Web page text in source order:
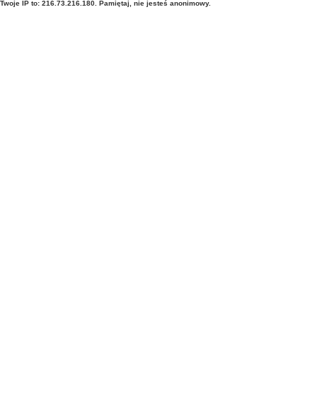
Twoje IP to: 216.73.216.180. Pamiętaj, nie jesteś anonimowy.